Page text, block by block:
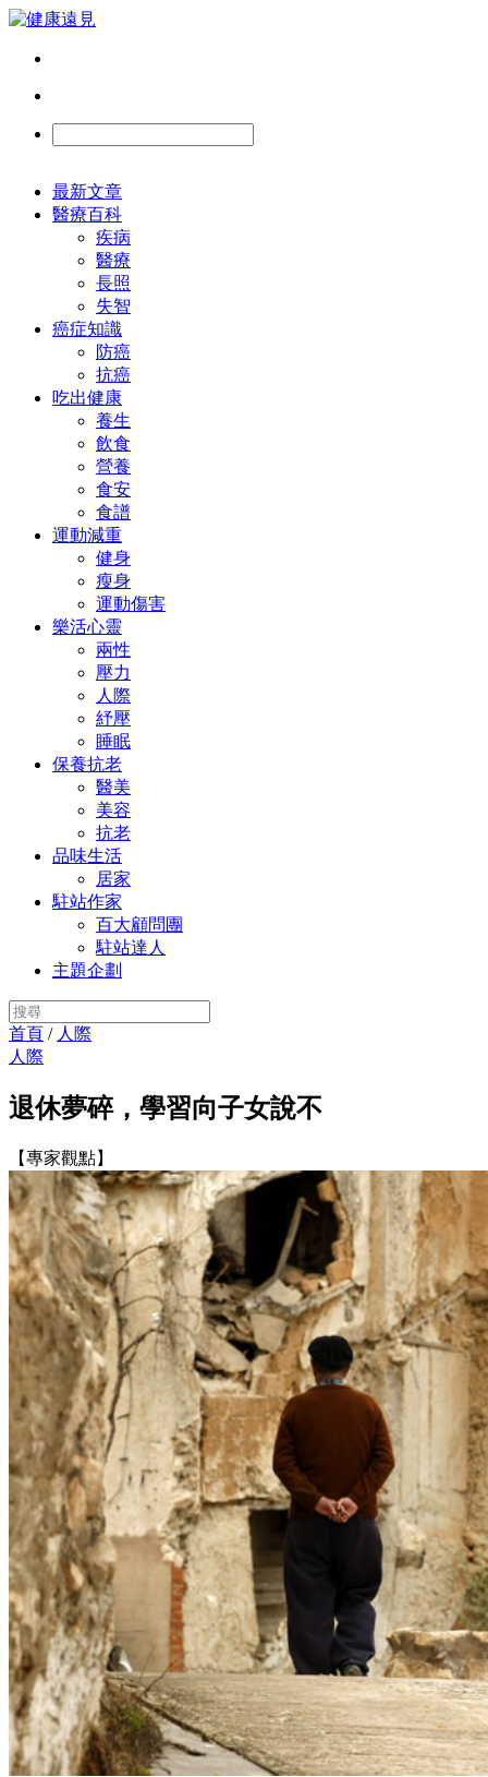
最新文章
醫療百科
疾病
醫療
長照
失智
癌症知識
防癌
抗癌
吃出健康
養生
飲食
營養
食安
食譜
運動減重
健身
瘦身
運動傷害
樂活心靈
兩性
壓力
人際
紓壓
睡眠
保養抗老
醫美
美容
抗老
品味生活
居家
駐站作家
百大顧問團
駐站達人
主題企劃
首頁 / 人際
人際
退休夢碎，學習向子女說不
【專家觀點】